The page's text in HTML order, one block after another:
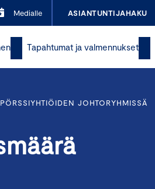
Medialle ASIANTUNTIJAHAKU
Tapahtumat ja valmennukset
JOHTORYHMISSÄ